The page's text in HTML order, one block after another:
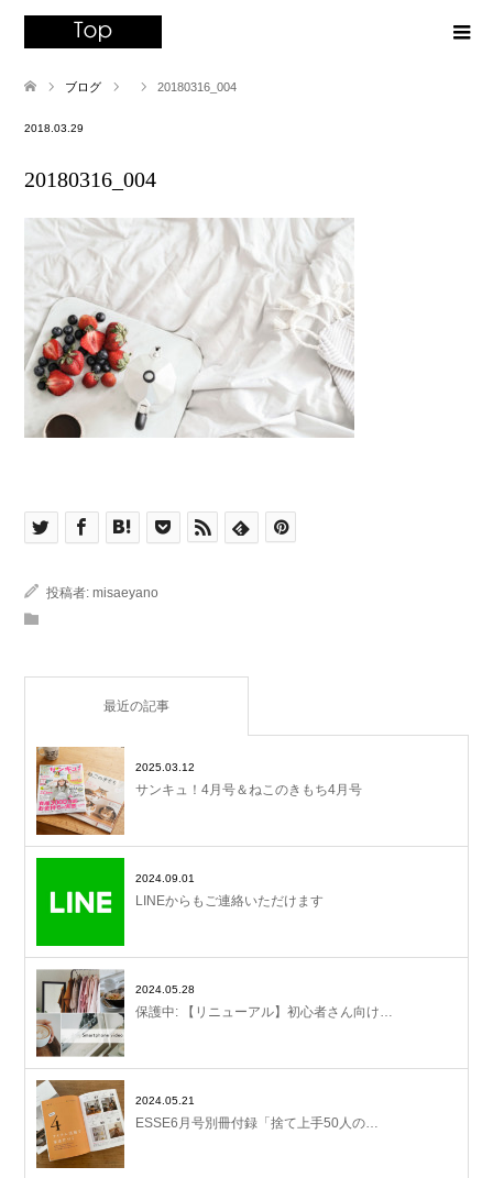
ブログ 20180316_004
2018.03.29
20180316_004
投稿者: misaeyano
最近の記事
2025.03.12
サンキュ！4月号＆ねこのきもち4月号
2024.09.01
LINEからもご連絡いただけます
2024.05.28
保護中: 【リニューアル】初心者さん向け…
2024.05.21
ESSE6月号別冊付録「捨て上手50人の…